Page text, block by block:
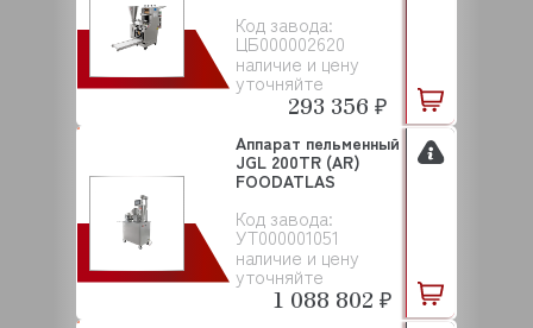
Код завода:
ЦБ000002620
наличие и цену
уточняйте
293 356 ₽
Код завода:
УТ000001051
наличие и цену
уточняйте
Аппарат пельменный
JGL 200TR (AR)
FOODATLAS
1 088 802 ₽